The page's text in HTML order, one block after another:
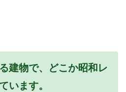
建物で、どこか昭和レ
います。